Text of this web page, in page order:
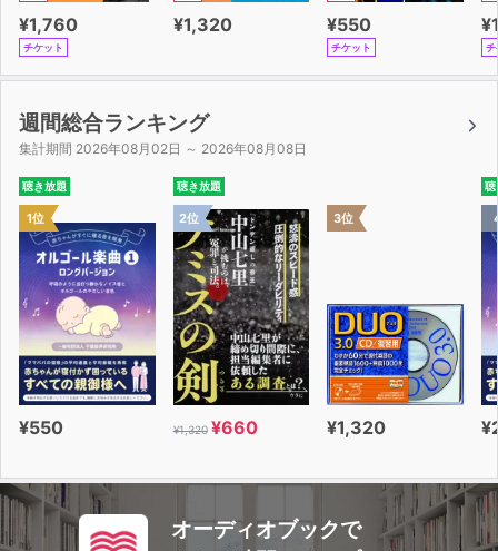
¥1,760
チケット
¥1,320 ¥550
チケット チ
週間総合ランキング
集計期間 2026年08月02日 ～ 2026年08月08日
聴き放題
1位
¥550
聴き放題
2位
¥1,320 ¥660
3位
¥1,320
聴
オーディオブックで